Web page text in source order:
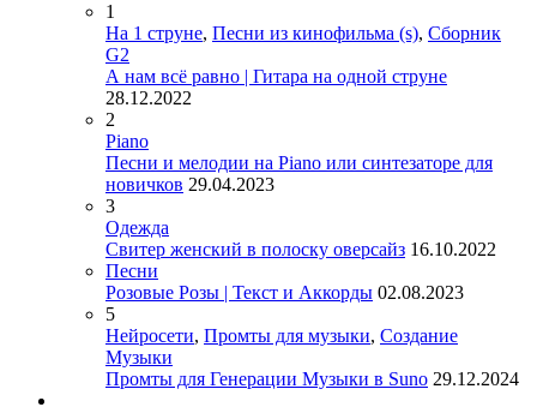
1
На 1 струне, Песни из кинофильма (s), Сборник
G2
А нам всё равно | Гитара на одной струне
28.12.2022
2
Piano
Песни и мелодии на Piano или синтезаторе для
новичков 29.04.2023
3
Одежда
Свитер женский в полоску оверсайз 16.10.2022
Песни
Розовые Розы | Текст и Аккорды 02.08.2023
5
Нейросети, Промты для музыки, Создание
Музыки
Промты для Генерации Музыки в Suno 29.12.2024